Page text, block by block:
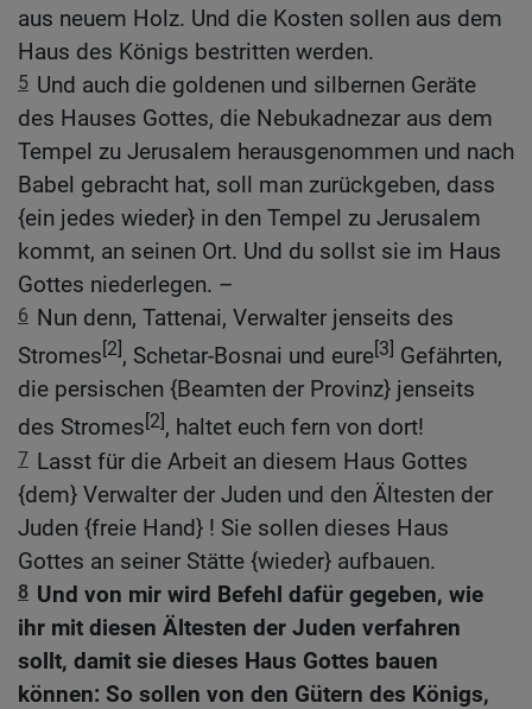
aus neuem Holz. Und die Kosten sollen aus dem
Haus des Königs bestritten werden.
5 Und auch die goldenen und silbernen Geräte
des Hauses Gottes, die Nebukadnezar aus dem
Tempel zu Jerusalem herausgenommen und nach
Babel gebracht hat, soll man zurückgeben, dass
{ein jedes wieder} in den Tempel zu Jerusalem
kommt, an seinen Ort. Und du sollst sie im Haus
Gottes niederlegen. –
6 Nun denn, Tattenai, Verwalter jenseits des
Stromes[2], Schetar-Bosnai und eure[3] Gefährten,
die persischen {Beamten der Provinz} jenseits
des Stromes[2], haltet euch fern von dort!
7 Lasst für die Arbeit an diesem Haus Gottes
{dem} Verwalter der Juden und den Ältesten der
Juden {freie Hand} ! Sie sollen dieses Haus
Gottes an seiner Stätte {wieder} aufbauen.
8 Und von mir wird Befehl dafür gegeben, wie
ihr mit diesen Ältesten der Juden verfahren
sollt, damit sie dieses Haus Gottes bauen
können: So sollen von den Gütern des Königs,